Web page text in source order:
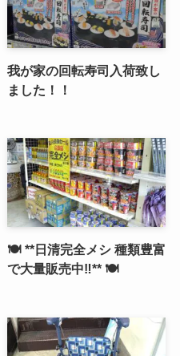
我が家の回転寿司入荷致し
ました！！
🍽️ **日清完全メシ 種類豊富
で大量販売中‼️** 🍽️